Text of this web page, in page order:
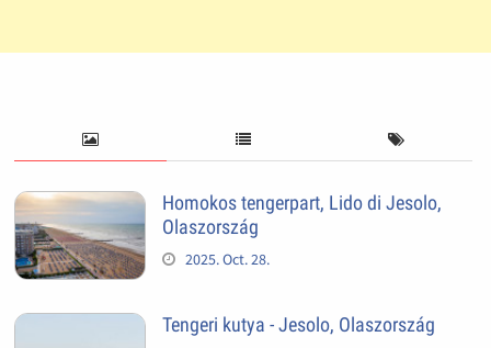
Homokos tengerpart, Lido di Jesolo,
Olaszország
2025. Oct. 28.
Tengeri kutya - Jesolo, Olaszország